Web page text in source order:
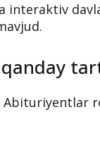
interaktiv
Abituriyentlar